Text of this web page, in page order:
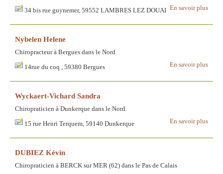
En savoir plus
34 bis rue guynemer, 59552 LAMBRES LEZ DOUAI
Nybelen Helene
Chiropracteur à Bergues dans le Nord
En savoir plus
14rue du coq , 59380 Bergues
Wyckaert-Vichard Sandra
Chiropraticien à Dunkerque dans le Nord.
En savoir plus
15 rue Henri Terquem, 59140 Dunkerque
DUBIEZ Kévin
Chiropraticien à BERCK sur MER (62) dans le Pas de Calais